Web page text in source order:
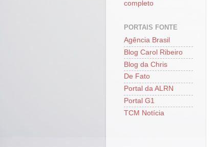
completo
PORTAIS FONTE
Agência Brasil
Blog Carol Ribeiro
Blog da Chris
De Fato
Portal da ALRN
Portal G1
TCM Notícia